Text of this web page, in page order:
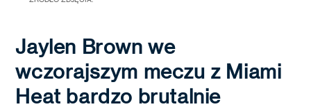
Jaylen Brown we
wczorajszym meczu z Miami
Heat bardzo brutalnie